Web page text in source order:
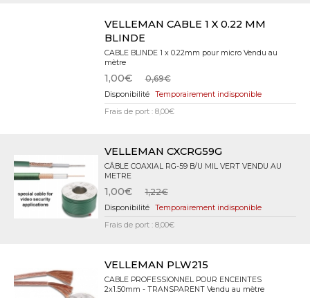
VELLEMAN CABLE 1 X 0.22 MM
BLINDE
CABLE BLINDE 1 x 0.22mm pour micro Vendu au
mètre
1,00€ 0,69€
Temporairement indisponible
Frais de port : 8,00€
VELLEMAN CXCRG59G
CÂBLE COAXIAL RG-59 B/U MIL VERT VENDU AU
METRE
1,00€ 1,22€
Temporairement indisponible
Frais de port : 8,00€
VELLEMAN PLW215
CABLE PROFESSIONNEL POUR ENCEINTES
2x1.50mm - TRANSPARENT Vendu au mètre